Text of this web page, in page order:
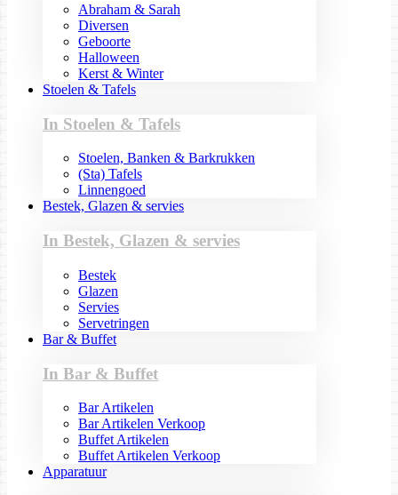
Abraham & Sarah
Diversen
Geboorte
Halloween
Kerst & Winter
Stoelen & Tafels
In Stoelen & Tafels
Stoelen, Banken & Barkrukken
(Sta) Tafels
Linnengoed
Bestek, Glazen & servies
In Bestek, Glazen & servies
Bestek
Glazen
Servies
Servetringen
Bar & Buffet
In Bar & Buffet
Bar Artikelen
Bar Artikelen Verkoop
Buffet Artikelen
Buffet Artikelen Verkoop
Apparatuur